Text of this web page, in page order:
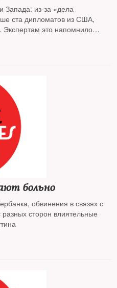
Запада: из-за «дела
ста дипломатов из США,
это напомнило
больно
обвинения в связях с
сторон влиятельные